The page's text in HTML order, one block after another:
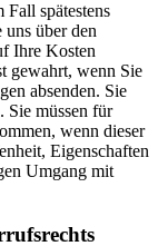
spätestens
uns über den
Ihre Kosten
gewahrt, wenn Sie
absenden. Sie
Sie müssen für
wenn dieser
Eigenschaften
Umgang mit